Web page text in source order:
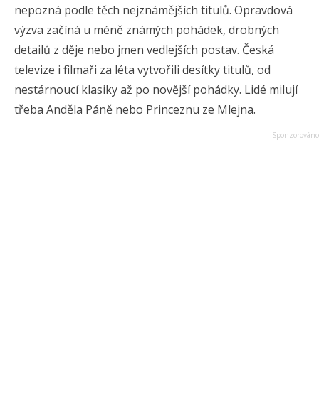
nepozná podle těch nejznámějších titulů. Opravdová
výzva začíná u méně známých pohádek, drobných
detailů z děje nebo jmen vedlejších postav. Česká
televize i filmaři za léta vytvořili desítky titulů, od
nestárnoucí klasiky až po novější pohádky. Lidé milují
třeba Anděla Páně nebo Princeznu ze Mlejna.